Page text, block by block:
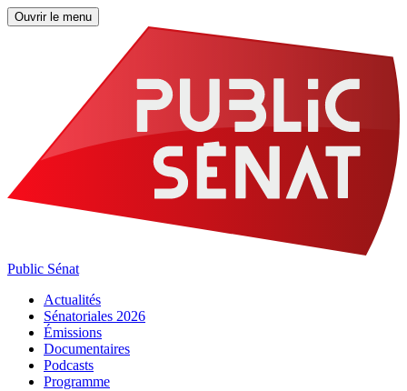
Ouvrir le menu
Public Sénat
Actualités
Sénatoriales 2026
Émissions
Documentaires
Podcasts
Programme